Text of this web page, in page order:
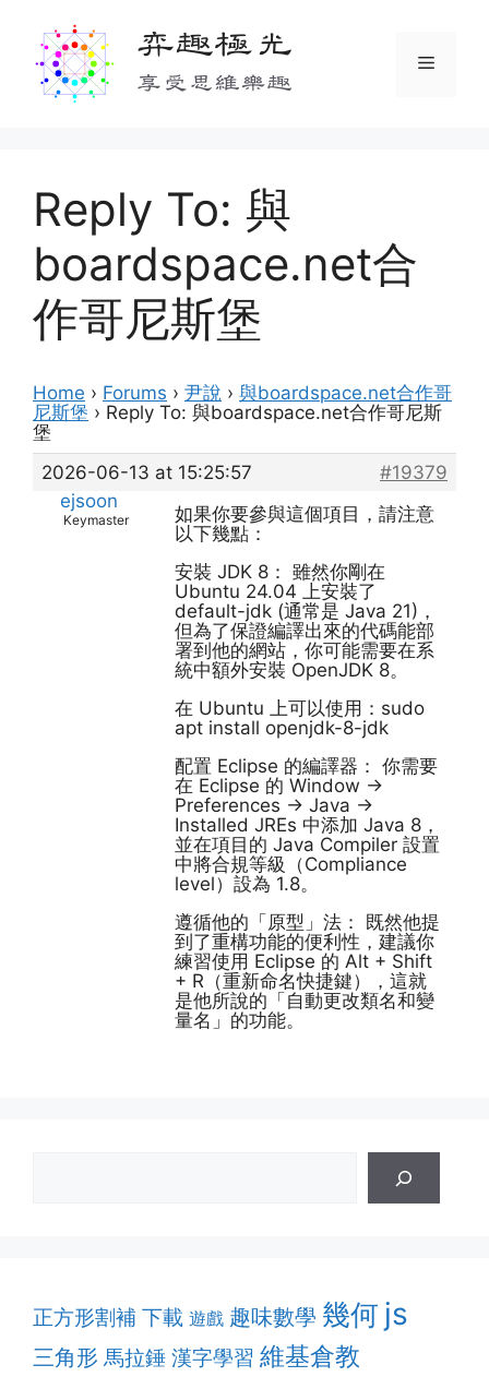
content
弈趣極光
享受思維樂趣
Menu
Reply To: 與
boardspace.net合
作哥尼斯堡
Home › Forums › 尹說 › 與boardspace.net合作哥
尼斯堡 › Reply To: 與boardspace.net合作哥尼斯
堡
2026-06-13 at 15:25:57
#19379
ejsoon
Keymaster
如果你要參與這個項目，請注意
以下幾點：
安裝 JDK 8： 雖然你剛在
Ubuntu 24.04 上安裝了
default-jdk (通常是 Java 21)，
但為了保證編譯出來的代碼能部
署到他的網站，你可能需要在系
統中額外安裝 OpenJDK 8。
在 Ubuntu 上可以使用：sudo
apt install openjdk-8-jdk
配置 Eclipse 的編譯器： 你需要
在 Eclipse 的 Window ->
Preferences -> Java ->
Installed JREs 中添加 Java 8，
並在項目的 Java Compiler 設置
中將合規等級（Compliance
level）設為 1.8。
遵循他的「原型」法： 既然他提
到了重構功能的便利性，建議你
練習使用 Eclipse 的 Alt + Shift
+ R（重新命名快捷鍵），這就
是他所說的「自動更改類名和變
量名」的功能。
正方形割補 下載 遊戲 趣味數學 幾何js
三角形 馬拉錘 漢字學習 維基倉教